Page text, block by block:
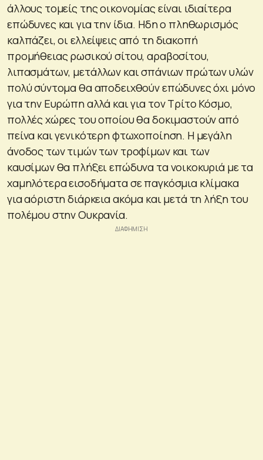
άλλους τομείς της οικονομίας είναι ιδιαίτερα
επώδυνες και για την ίδια. Ηδη ο πληθωρισμός
καλπάζει, οι ελλείψεις από τη διακοπή
προμήθειας ρωσικού σίτου, αραβοσίτου,
λιπασμάτων, μετάλλων και σπάνιων πρώτων υλών
πολύ σύντομα θα αποδειχθούν επώδυνες όχι μόνο
για την Ευρώπη αλλά και για τον Τρίτο Κόσμο,
πολλές χώρες του οποίου θα δοκιμαστούν από
πείνα και γενικότερη φτωχοποίηση. Η μεγάλη
άνοδος των τιμών των τροφίμων και των
καυσίμων θα πλήξει επώδυνα τα νοικοκυριά με τα
χαμηλότερα εισοδήματα σε παγκόσμια κλίμακα
για αόριστη διάρκεια ακόμα και μετά τη λήξη του
πολέμου στην Ουκρανία.